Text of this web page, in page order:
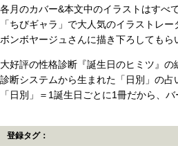
各月のカバー&本文中のイラストはすべて
「ちびギャラ」で大人気のイラストレー
ボンボヤージュさんに描き下ろしてもら
大好評の性格診断『誕生日のヒミツ』
診断システムから生まれた「日別」の占
「日別」＝1誕生日ごとに1冊だから、
登録タグ：